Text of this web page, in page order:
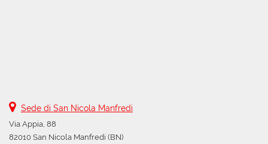
Sede di San Nicola Manfredi
Via Appia, 88
82010 San Nicola Manfredi (BN)